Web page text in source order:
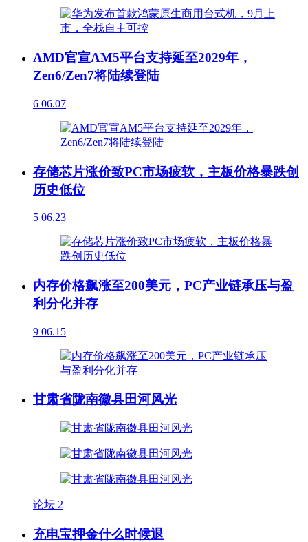
AMD官宣AM5平台支持延至2029年，
Zen6/Zen7将陆续登陆
6 06.07
存储芯片涨价致PC市场疲软，主板价格暴跌创
历史低位
5 06.23
内存价格飙涨至200美元，PC产业链承压与盈
利分化并存
9 06.15
甘肃省陇南徽县田河风光
论坛 2
充电宝押金什么时候退